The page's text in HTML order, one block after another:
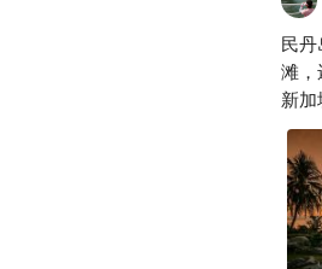
听
四
民
滩，
新加
得